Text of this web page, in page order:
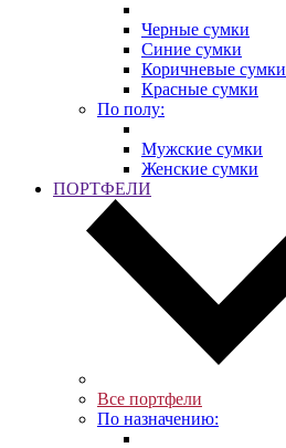
Черные сумки
Синие сумки
Коричневые сумки
Красные сумки
По полу:
Мужские сумки
Женские сумки
ПОРТФЕЛИ
Все портфели
По назначению: